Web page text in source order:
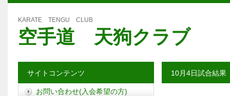
KARATE TENGU CLUB
空手道 天狗クラブ
10月4日試合結果
サイトコンテンツ
お問い合わせ(入会希望の方)